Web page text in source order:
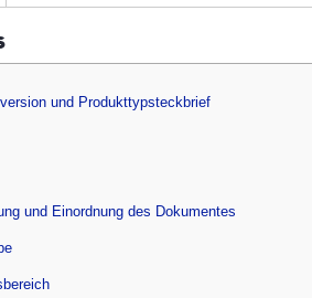
und Produkttypsteckbrief
und Einordnung des Dokumentes